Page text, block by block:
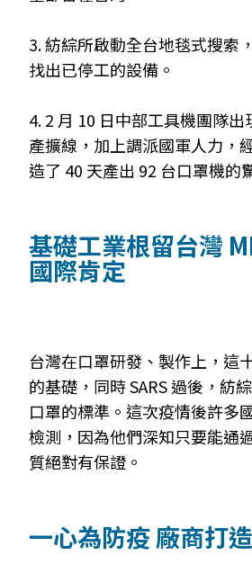
3. 紡綜所啟動全台地毯式搜索
找出已停工的設備。
4. 2 月 10 日中部工具機團隊
產擴線，加上調派國軍人力，
造了 40 天產出 92 台口罩機的
基礎工業根留台灣
國際肯定
台灣在口罩研發、製作上，這
的基礎，同時SARS過後，紡
口罩的標準。這次疫情後許多
檢測，因為他們深知只要能通
質絕對有保證。
一心為防疫 廠商打